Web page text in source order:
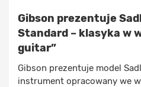
Gibson prezentuje
Standard – klasyka w
guitar”
Gibson prezentuje model
instrument opracowany we